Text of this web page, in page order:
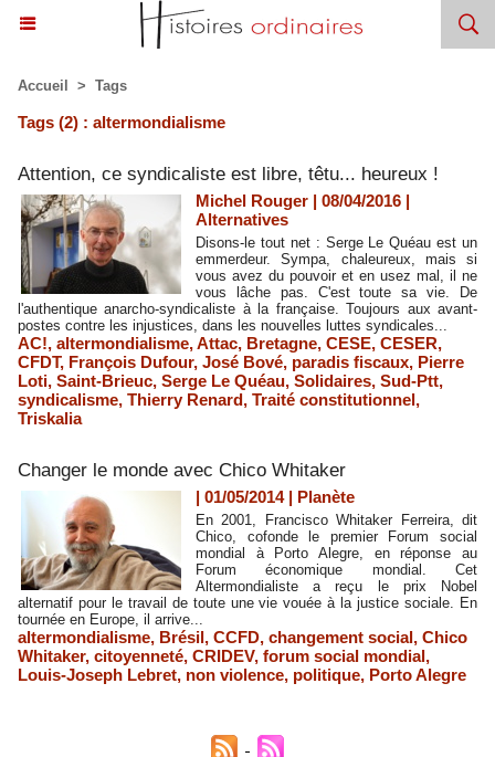
Accueil > Tags
Tags (2) : altermondialisme
Attention, ce syndicaliste est libre, têtu... heureux !
Michel Rouger | 08/04/2016 |
Alternatives
Disons-le tout net : Serge Le Quéau est un
emmerdeur. Sympa, chaleureux, mais si
vous avez du pouvoir et en usez mal, il ne
vous lâche pas. C'est toute sa vie. De
l'authentique anarcho-syndicaliste à la française. Toujours aux avant-
postes contre les injustices, dans les nouvelles luttes syndicales...
AC!, altermondialisme,Attac, Bretagne, CESE, CESER,
CFDT, François Dufour, José Bové, paradis fiscaux, Pierre
Loti, Saint-Brieuc, Serge Le Quéau, Solidaires, Sud-Ptt,
syndicalisme, Thierry Renard, Traité constitutionnel,
Triskalia
Changer le monde avec Chico Whitaker
| 01/05/2014| Planète
En 2001, Francisco Whitaker Ferreira, dit
Chico, cofonde le premier Forum social
mondial à Porto Alegre, en réponse au
Forum économique mondial. Cet
Altermondialiste a reçu le prix Nobel
alternatif pour le travail de toute une vie vouée à la justice sociale. En
tournée en Europe, il arrive...
altermondialisme, Brésil, CCFD, changement social, Chico
Whitaker, citoyenneté, CRIDEV, forum social mondial,
Louis-Joseph Lebret, non violence, politique, Porto Alegre